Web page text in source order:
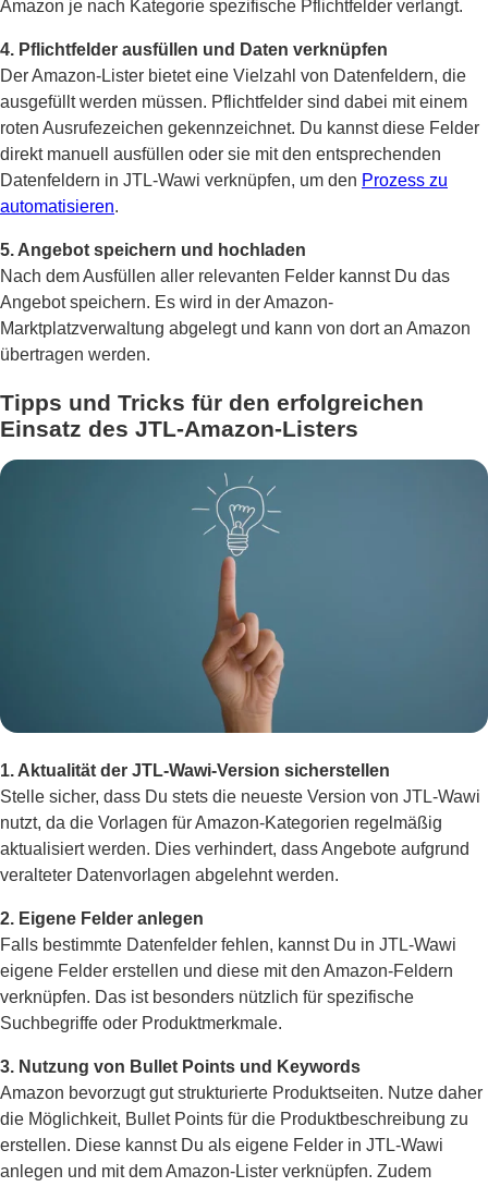
Amazon je nach Kategorie spezifische Pflichtfelder verlangt.
4. Pflichtfelder ausfüllen und Daten verknüpfen
Der Amazon-Lister bietet eine Vielzahl von Datenfeldern, die
ausgefüllt werden müssen. Pflichtfelder sind dabei mit einem
roten Ausrufezeichen gekennzeichnet. Du kannst diese Felder
direkt manuell ausfüllen oder sie mit den entsprechenden
Datenfeldern in JTL-Wawi verknüpfen, um den Prozess zu
automatisieren.
5. Angebot speichern und hochladen
Nach dem Ausfüllen aller relevanten Felder kannst Du das
Angebot speichern. Es wird in der Amazon-
Marktplatzverwaltung abgelegt und kann von dort an Amazon
übertragen werden.
Tipps und Tricks für den erfolgreichen
Einsatz des JTL-Amazon-Listers
1. Aktualität der JTL-Wawi-Version sicherstellen
Stelle sicher, dass Du stets die neueste Version von JTL-Wawi
nutzt, da die Vorlagen für Amazon-Kategorien regelmäßig
aktualisiert werden. Dies verhindert, dass Angebote aufgrund
veralteter Datenvorlagen abgelehnt werden.
2. Eigene Felder anlegen
Falls bestimmte Datenfelder fehlen, kannst Du in JTL-Wawi
eigene Felder erstellen und diese mit den Amazon-Feldern
verknüpfen. Das ist besonders nützlich für spezifische
Suchbegriffe oder Produktmerkmale.
3. Nutzung von Bullet Points und Keywords
Amazon bevorzugt gut strukturierte Produktseiten. Nutze daher
die Möglichkeit, Bullet Points für die Produktbeschreibung zu
erstellen. Diese kannst Du als eigene Felder in JTL-Wawi
anlegen und mit dem Amazon-Lister verknüpfen. Zudem